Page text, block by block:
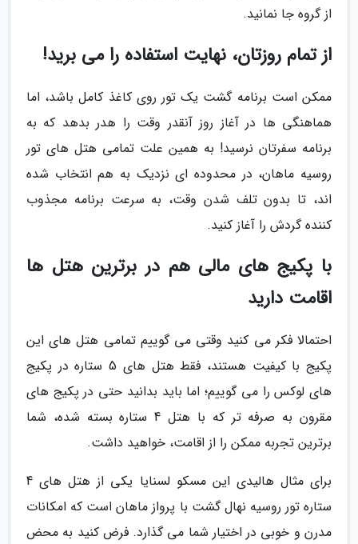
از گروه جا نمانید.
از تمام روزتان، نهایت استفاده را می برید!
ممکن است برنامه گشت یک تور روی کاغذ کامل باشد، اما
هماهنگی ها در آغاز روز آنقدر وقت را هدر بدهد که به
برنامه سفرتان نرسید! به همین علت تمامی هتل های تور
روسیه ماهان، در محدوده ای نزدیک به هم انتخاب شده
اند، تا بدون تلف شدن وقت، به سرعت برنامه مجذوب
کننده گردش را آغاز کنید.
با پکیج های مالی هم در برترین هتل ها
اقامت دارید
احتمالا فکر می کنید وقتی می گوییم تمامی هتل های این
پکیج با کیفیت هستند، فقط هتل های 5 ستاره در پکیج
های لوکس را می گوییم؛ اما باید بدانید حتی در پکیج های
مقرون به صرفه تر که با هتل 4 ستاره بسته شده، شما
برترین تجربه ممکن را از اقامت، خواهید داشت.
برای مثال هالیدی این مسکو لسنایا یکی از هتل های 4
ستاره تور روسیه نهال گشت با پرواز ماهان است که امکانات
مدرن و خوبی در اختیار شما می گذارد. فرض کنید به محض